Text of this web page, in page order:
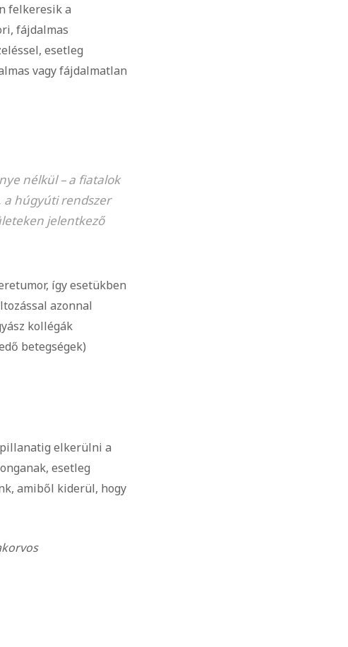
felkeresik a
fájdalmas
esetleg
vagy fájdalmatlan
nélkül – a fiatalok
a húgyúti rendszer
jelentkező
így esetükben
azonnal
kollégák
betegségek)
elkerülni a
esetleg
amiből kiderül, hogy